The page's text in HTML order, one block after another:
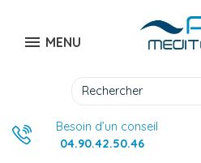
 MENU
Besoin d’un conseil
04.90.42.50.46